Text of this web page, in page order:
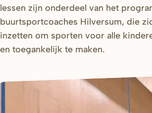
lessen zijn onderdeel van het
buurtsportcoaches Hilversum, die
inzetten om sporten voor alle
en toegankelijk te maken.